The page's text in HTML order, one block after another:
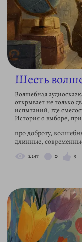
Шесть
Волшебная
открывает не только
испытаний, где
История о выборе,
про доброту,
длинные,
2 147 0 3